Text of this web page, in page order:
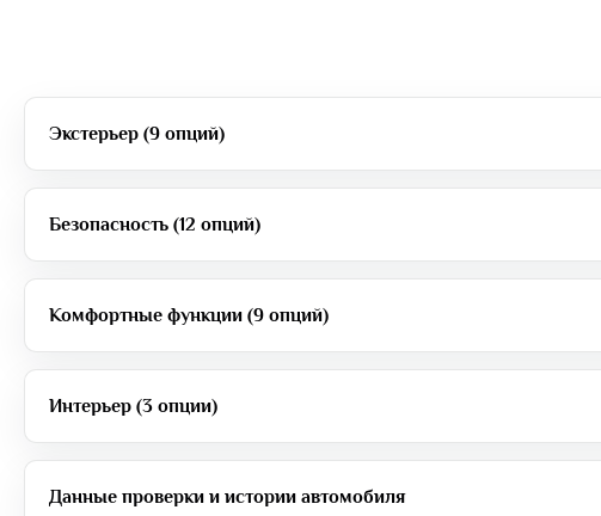
Экстерьер (9 опций)
Безопасность (12 опций)
Комфортные функции (9 опций)
Интерьер (3 опции)
Данные проверки и истории автомобиля